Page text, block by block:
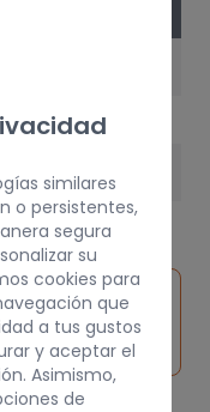
Consultar
por
similares
o persistentes,
segura
su
cookies para
que
a tus gustos
y aceptar el
Asimismo,
de